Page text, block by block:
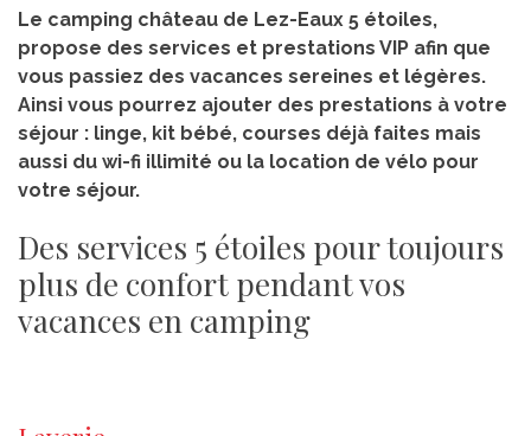
Le camping château de Lez-Eaux 5 étoiles,
propose des services et prestations VIP afin que
vous passiez des vacances sereines et légères.
Ainsi vous pourrez ajouter des prestations à votre
séjour : linge, kit bébé, courses déjà faites mais
aussi du wi-fi illimité ou la location de vélo pour
votre séjour.
Des services 5 étoiles pour toujours
plus de confort pendant vos
vacances en camping